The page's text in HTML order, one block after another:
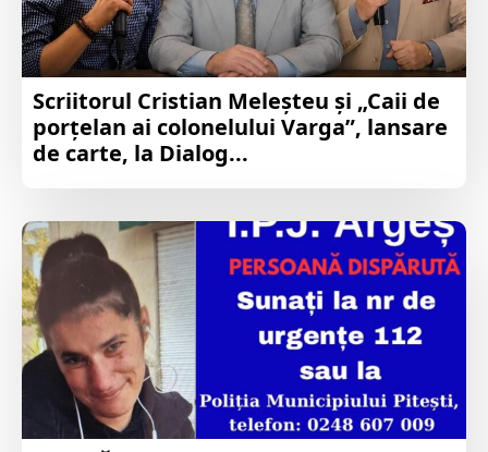
Scriitorul Cristian Meleșteu și „Caii de
porțelan ai colonelului Varga”, lansare
de carte, la Dialog...